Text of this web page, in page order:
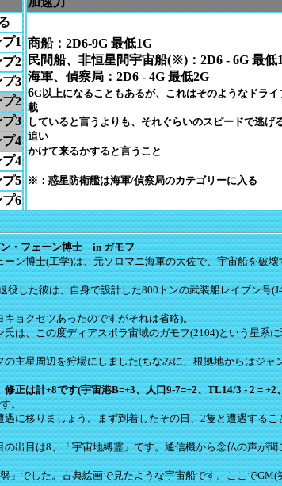
商船：2D6-9G 最低1G
民間船、非恒星間宇宙船(※)：2D6 - 6G 最低
海軍、偵察局：2D6 - 4G 最低2G
6G以上になることもあるが、これはそのようなドライ
載
していると言うよりも、それぐらいのスピードで逃げる
追い
かけて来るかすると言うこと
※：惑星防衛艦は海軍/偵察局のカテゴリーに入る
1
2
3
2
3
4
4
5
6
・フェーン博士 in ガモフ
ン博士(工学)は、元ソロマニ海軍の大佐で、宇宙船を破
役した彼は、自身で設計した800トンの武装船レイブン号
キョクセツあったのですがそれは省略)。
は、この度ディアスポラ宙域のガモフ(2104)という星系に
の主星周辺を狩場にしました(ちなみに、根拠地からはジ
修正は計+8です(宇宙港B=+3、人口9-7=+2、TL14/3 - 2 =
。
に移りましょう。まず到着したその日、2隻と遭遇するこ
の出目は8、「宇宙地縛霊」です。通信機から念仏の声が
」でした。古典絵画で見たような宇宙船です。ここで